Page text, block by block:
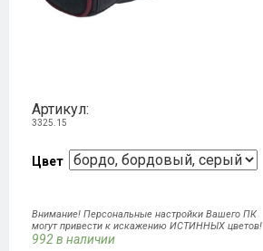
Артикул:
3325.15
Цвет
Внимание! Персональные настройки Вашего ПК
могут привести к искажению ИСТИННЫХ цветов!
992 в наличии